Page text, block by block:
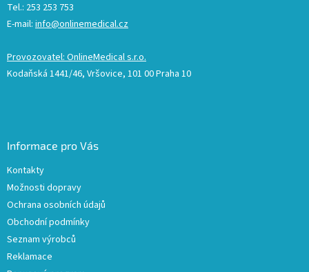
Tel.: 253 253 753
E-mail: info@onlinemedical.cz
Provozovatel: OnlineMedical s.r.o.
Kodaňská 1441/46, Vršovice, 101 00 Praha 10
Informace pro Vás
Kontakty
Možnosti dopravy
Ochrana osobních údajů
Obchodní podmínky
Seznam výrobců
Reklamace